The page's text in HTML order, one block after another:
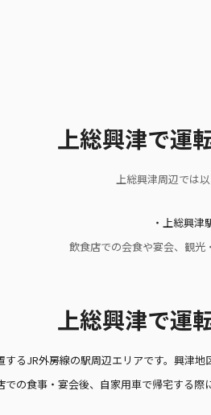
上総興津で運
上総興津周辺では
・上総興津
飲食店での会食や宴会、観光
上総興津で運
るJR外房線の駅周辺エリアです。興津
の食事・宴会後、自家用車で帰宅する